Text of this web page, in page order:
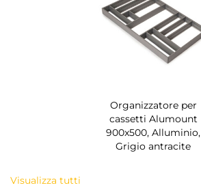
Organizzatore per
cassetti Alumount
900x500, Alluminio,
Grigio antracite
Visualizza tutti